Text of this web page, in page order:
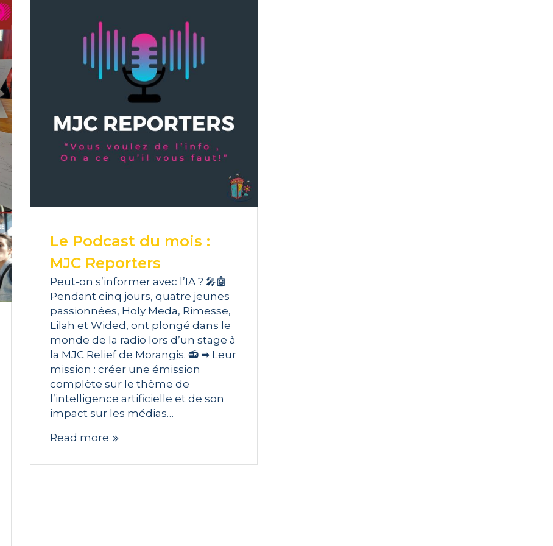
Le Podcast du mois :
MJC Reporters
Peut-on s’informer avec l’IA ? 🎤🤖
Pendant cinq jours, quatre jeunes
passionnées, Holy Meda, Rimesse,
Lilah et Wided, ont plongé dans le
monde de la radio lors d’un stage à
la MJC Relief de Morangis. 📻 ➡ Leur
mission : créer une émission
complète sur le thème de
l’intelligence artificielle et de son
impact sur les médias…
Read more